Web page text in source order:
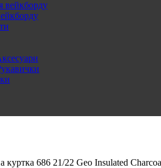
куртка 686 21/22 Geo Insulated